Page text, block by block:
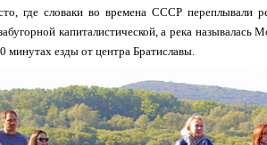
где словаки во времена СССР переплывали
капиталистической, а река
минутах езды от центра Братиславы.